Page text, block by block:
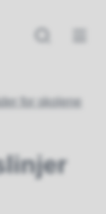
for skolene